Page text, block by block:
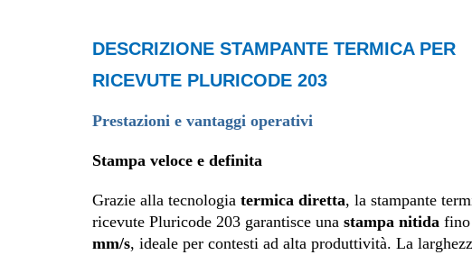
DESCRIZIONE STAMPANTE TERMICA PER
RICEVUTE PLURICODE 203
Prestazioni e vantaggi operativi
Stampa veloce e definita
Grazie alla tecnologia termica diretta, la stampante
ricevute Pluricode 203 garantisce una stampa nitida
mm/s, ideale per contesti ad alta produttività. La